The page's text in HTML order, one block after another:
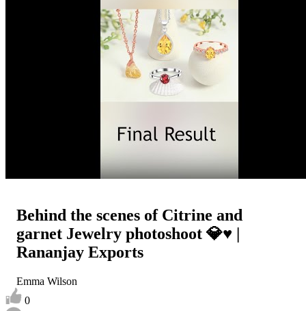
Behind the scenes of Citrine and
garnet Jewelry photoshoot 💎♥️ |
Rananjay Exports
Emma Wilson
0